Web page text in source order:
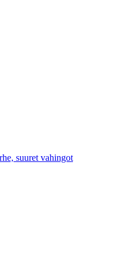
suuret vahingot